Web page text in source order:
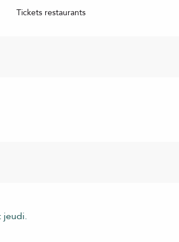
Tickets restaurants
jeudi.